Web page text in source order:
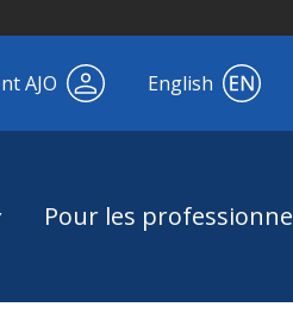
AJO English
Pour les